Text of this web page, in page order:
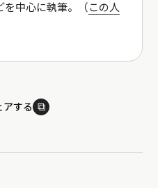
を中心に執筆。（この人
アする ⧉